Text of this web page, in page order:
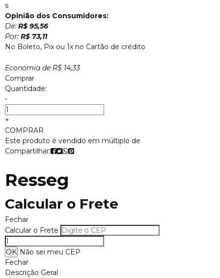
s
Opinião dos Consumidores:
De: R$ 95,56
Por: R$ 73,11
No Boleto, Pix ou 1x no Cartão de crédito
Economia de R$ 14,33
Comprar
Quantidade:
-
+
COMPRAR
Este produto é vendido em múltiplo de
Compartilhar:
Resseg
Calcular o Frete
Fechar
Calcular o Frete
Não sei meu CEP
Fechar
Descrição Geral